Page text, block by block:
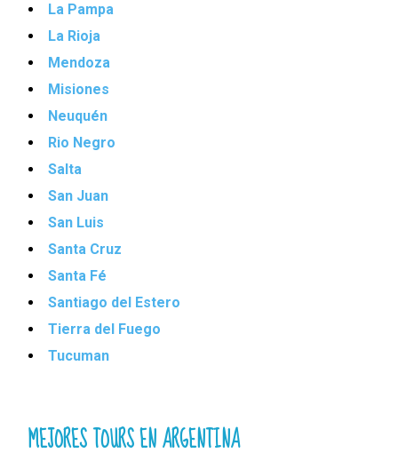
La Pampa
La Rioja
Mendoza
Misiones
Neuquén
Rio Negro
Salta
San Juan
San Luis
Santa Cruz
Santa Fé
Santiago del Estero
Tierra del Fuego
Tucuman
MEJORES TOURS EN ARGENTINA